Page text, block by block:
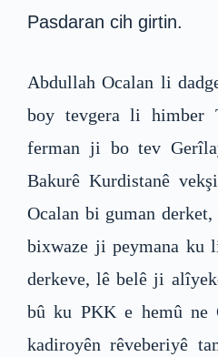
Pasdaran cih girtin.
Abdullah Ocalan li
boy tevgera li himber
ferman ji bo tev
Bakurê Kurdistanê
Ocalan bi guman
bixwaze ji peymana
derkeve, lê belê ji
bû ku PKK e hemû ne
kadiroyên rêveberiyê